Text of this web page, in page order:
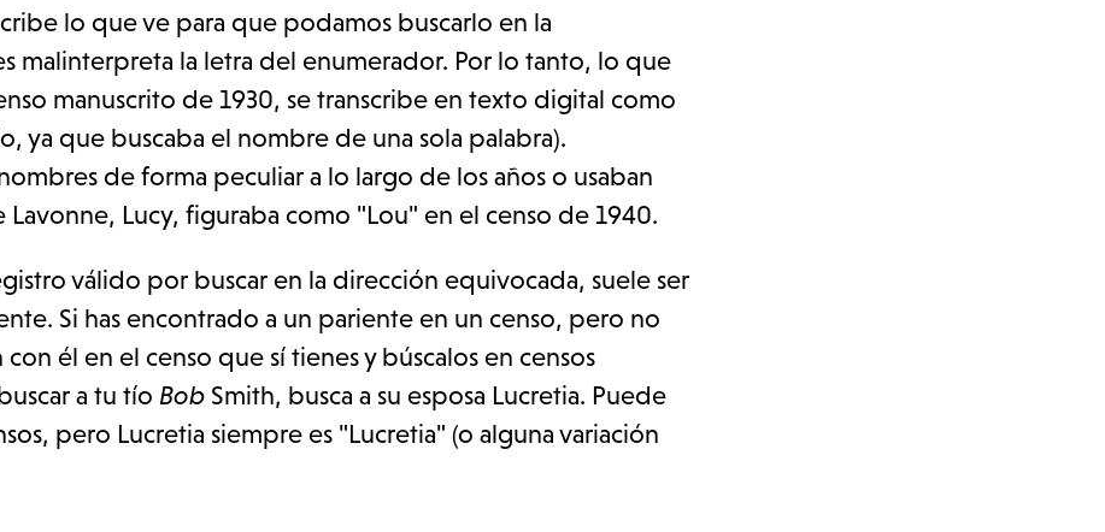
lo que ve para que podamos buscarlo en la
malinterpreta la letra del enumerador. Por lo tanto, lo que
manuscrito de 1930, se transcribe en texto digital como
ya que buscaba el nombre de una sola palabra).
de forma peculiar a lo largo de los años o usaban
Lucy, figuraba como "Lou" en el censo de 1940.
válido por buscar en la dirección equivocada, suele ser
Si has encontrado a un pariente en un censo, pero no
él en el censo que sí tienes y búscalos en censos
a tu tío Bob Smith, busca a su esposa Lucretia. Puede
pero Lucretia siempre es "Lucretia" (o alguna variación